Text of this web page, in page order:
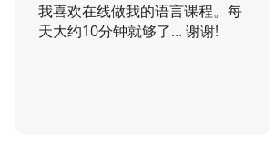
我喜欢在线做我的语言课程。每
天大约10分钟就够了... 谢谢!